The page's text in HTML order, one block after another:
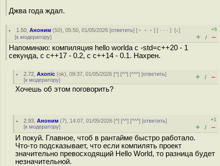
Джва года ждал.
1.50 ,Аноним (50), 05:50, 01/05/2026 [ответить] [ ﹢﹢﹢] [ · · ·][↓]
[к модератору]
+5
+ / –
Напоминаю: компиляция hello worldа с -std=c++20 - 1
секунда, с c++17 - 0.2, c с++14 - 0.1. Нахрен.
2.72 ,Axonic (ok), 09:37, 01/05/2026 [^] [^^] [^^^] [ответить]
[к модератору] + / –
Хочешь об этом поговорить?
2.93 ,Аноним (7), 14:07, 01/05/2026 [^] [^^] [^^^] [ответить]
[к модератору]
+1
+ / –
И покуй. Главное, чтоб в рантайме быстро работало.
Что-то подсказывает, что если компилять проект
значительно превосходящий Hello World, то разница будет
незначительной.